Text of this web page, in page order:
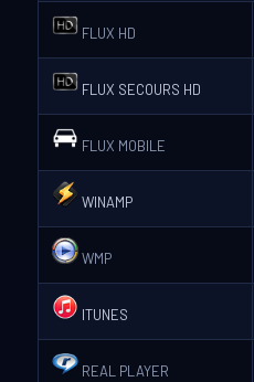
FLUX HD
FLUX SECOURS HD
FLUX MOBILE
WINAMP
WMP
ITUNES
REAL PLAYER